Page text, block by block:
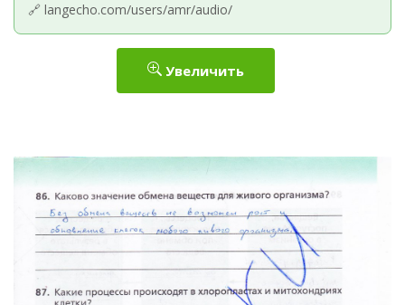
🔗 langecho.com/users/amr/audio/
Увеличить